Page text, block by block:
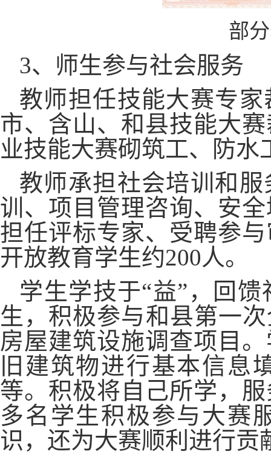
部
3、师生参与社会服务
教师担任技能大赛专家
市、含山、和县技能大
业技能大赛砌筑工、防水
教师承担社会培训和服
训、项目管理咨询、安
担任评标专家、受聘参
开放教育学生约200人。
学生学技于“益”，回馈
生，积极参与和县第一
房屋建筑设施调查项目
旧建筑物进行基本信息
等。积极将自己所学，
多名学生积极参与大赛
识，还为大赛顺利进行贡